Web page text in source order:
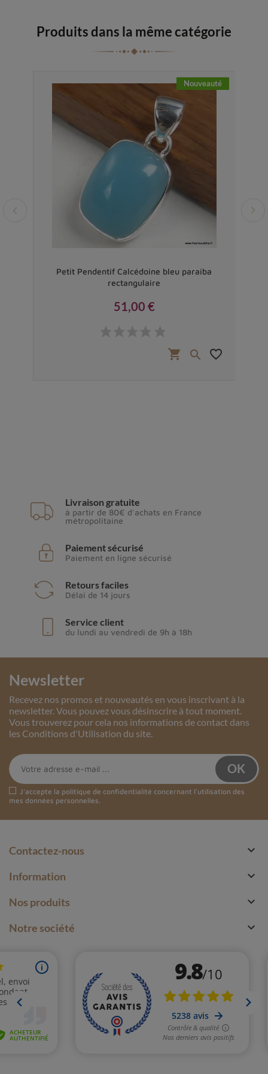
Produits dans la même catégorie
Nouveauté
Petit Pendentif Calcédoine bleu paraiba
rectangulaire
51,00 €
shopping_cart  favorite_border
Livraison gratuite
à partir de 80€ d'achats en France
métropolitaine
Paiement sécurisé
Paiement en ligne sécurisé
Retours faciles
Délai de 14 jours
Service client
du lundi au vendredi de 9h à 18h
Newsletter
Recevez nos promos et nouveautés en vous inscrivant à la
newsletter. Vous pouvez vous désinscrire à tout moment.
Vous trouverez pour cela nos informations de contact dans
les Conditions d'Utilisation du site.
J'accepte la politique de confidentialité concernant l'utilisation des
mes données personnelles.
Contactez-nous 
Information 
Nos produits 
Notre société 